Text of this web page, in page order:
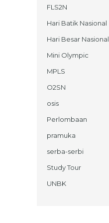
FLS2N
Hari Batik Nasional
Hari Besar Nasional
Mini Olympic
MPLS
O2SN
osis
Perlombaan
pramuka
serba-serbi
Study Tour
UNBK